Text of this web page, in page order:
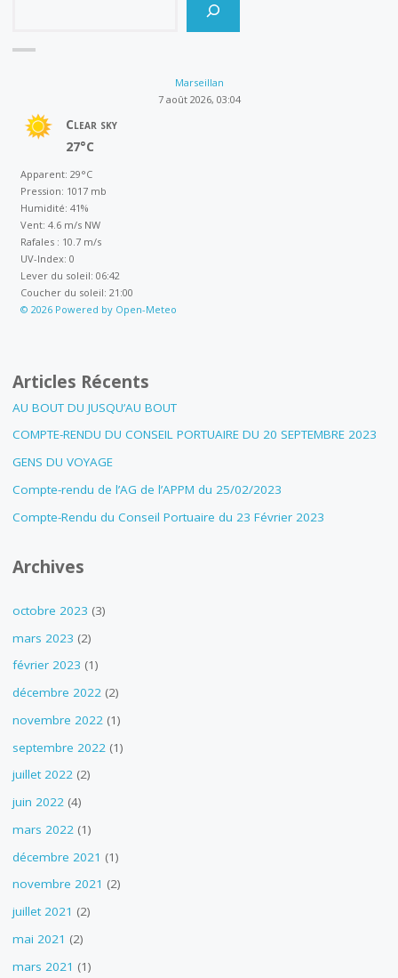
Marseillan
7 août 2026, 03:04
Clear sky
27°C
Apparent: 29°C
Pression: 1017 mb
Humidité: 41%
Vent: 4.6 m/s NW
Rafales : 10.7 m/s
UV-Index: 0
Lever du soleil: 06:42
Coucher du soleil: 21:00
© 2026 Powered by Open-Meteo
Articles Récents
AU BOUT DU JUSQU’AU BOUT
COMPTE-RENDU DU CONSEIL PORTUAIRE DU 20 SEPTEMBRE 2023
GENS DU VOYAGE
Compte-rendu de l’AG de l’APPM du 25/02/2023
Compte-Rendu du Conseil Portuaire du 23 Février 2023
Archives
octobre 2023 (3)
mars 2023 (2)
février 2023 (1)
décembre 2022(2)
novembre 2022(1)
septembre 2022 (1)
juillet 2022(2)
juin 2022(4)
mars 2022(1)
décembre 2021 (1)
novembre 2021 (2)
juillet 2021 (2)
mai 2021 (2)
mars 2021 (1)